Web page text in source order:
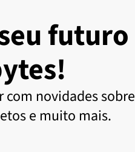
futuro
com novidades
e muito mais.